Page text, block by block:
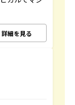
詳細を見る